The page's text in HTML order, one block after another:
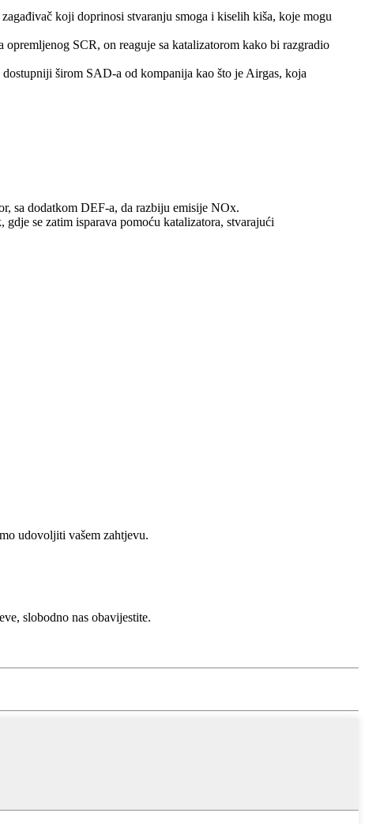
koji doprinosi stvaranju smoga i kiselih kiša, koje mogu
SCR, on reaguje sa katalizatorom kako bi razgradio
širom SAD-a od kompanija kao što je Airgas, koja
sa dodatkom DEF-a, da razbiju emisije NOx.
se zatim isparava pomoću katalizatora, stvarajući
udovoljiti vašem zahtjevu.
slobodno nas obavijestite.